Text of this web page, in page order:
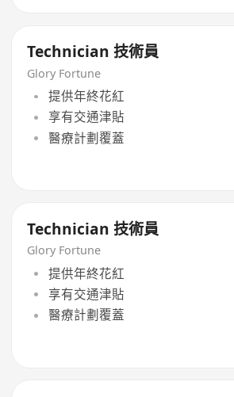
Technician 技術員
Glory Fortune
提供年終花紅
享有交通津貼
醫療計劃覆蓋
Technician 技術員
Glory Fortune
提供年終花紅
享有交通津貼
醫療計劃覆蓋